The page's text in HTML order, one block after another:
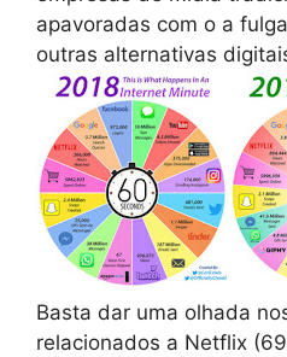
apavoradas com o a
outras alternativas
Basta dar uma olhada
relacionados a Netflix